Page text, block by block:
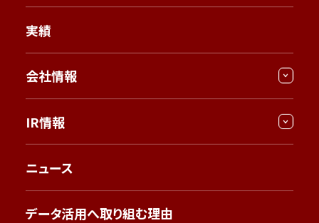
実績
会社情報
IR情報
ニュース
データ活用へ取り組む理由